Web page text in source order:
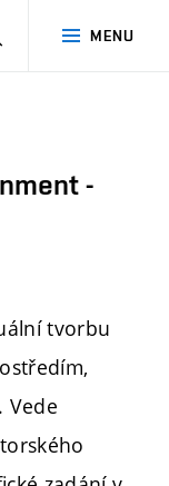
MENU
-
tvorbu
Vede